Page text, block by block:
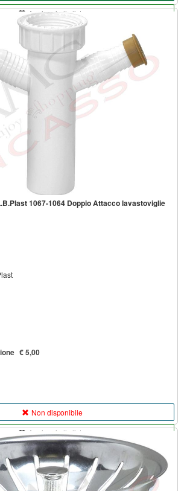
Aggiungi alla lista
1067-1064 Doppio Attacco lavastoviglie
€ 5,00
Non disponibile
Aggiungi alla lista